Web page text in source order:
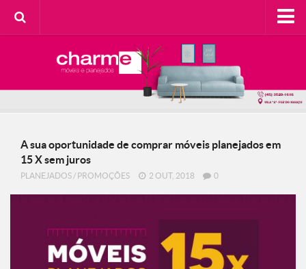
SOBRE A CHARME
Decorando com Charme
Design Consciente
Meu Lar
Na Cozinha
A sua oportunidade de comprar móveis planejados em
15 X sem juros
PLANEJADOS / PROMOÇÕES 2 OUT, 2018 0